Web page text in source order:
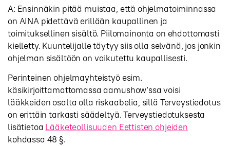
A: Ensinnäkin pitää muistaa, että ohjelmatoiminnassa
on AINA pidettävä erillään kaupallinen ja
toimituksellinen sisältö. Piilomainonta on ehdottomasti
kielletty. Kuuntelijalle täytyy siis olla selvänä, jos jonkin
ohjelman sisältöön on vaikutettu kaupallisesti.
Perinteinen ohjelmayhteistyö esim.
käsikirjoittamattomassa aamushow’ssa voisi
lääkkeiden osalta olla riskaabelia, sillä Terveystiedotus
on erittäin tarkasti säädeltyä. Terveystiedotuksesta
lisätietoa Lääketeollisuuden Eettisten ohjeiden
kohdassa 48 §.